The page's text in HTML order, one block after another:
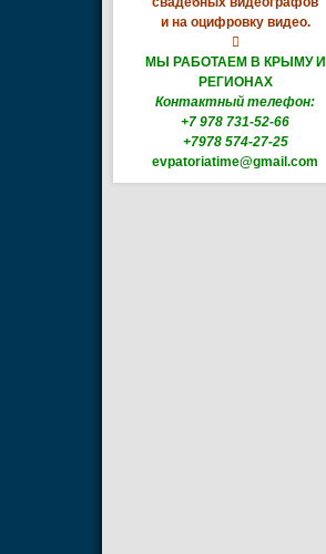
и на оцифровку видео.

МЫ РАБОТАЕМ В КРЫМУ И
РЕГИОНАХ
Контактный телефон:
+7 978 731-52-66
+7978 574-27-25
evpatoriatime@gmail.com